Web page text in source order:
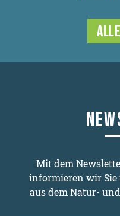
Mit dem
informieren wir Sie
aus dem Natur-